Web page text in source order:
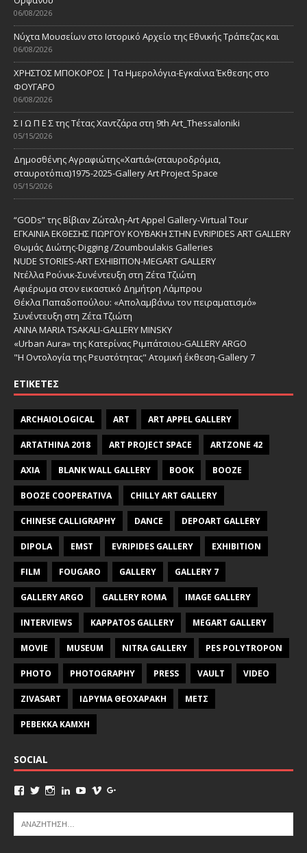
06/08/2026
Νύχτα Μουσείων στο Ιστορικό Αρχείο της Εθνικής Τράπεζας και
06/08/2026
ΧΡΗΣΤΟΣ ΜΠΟΚΟΡΟΣ | Τα Ημερολόγια-Εγκαίνια Έκθεσης στο
ΦΟΥΓΑΡΟ
06/08/2026
Σ Ι Ω Π Ε Σ της Τέτας Χαντζάρα στη 9th Art_Thessaloniki
05/15/2026
Δημοσθένης Αγραφιώτης«Xαrtιά»(σταυροδρόμια,
σταυροτόπια)1975-2025-Gallery Art Project Space
05/15/2026
“GODs” της Βίβιαν Ζώταλη-Art Appel Gallery-Virtual Tour
ΕΓΚΑΙΝΙΑ ΕΚΘΕΣΗΣ ΓΙΩΡΓΟΥ ΚΟΥΒΑΚΗ ΣΤΗΝ EVRIPIDES ART GALLERY
Θωμάς Διώτης-Digging /Zoumboulakis Galleries
NUDE STORIES-ΑRT EXHIBITION-MEGART GALLERY
Ντέλλα Ρούνικ-Συνέντευξη στη Ζέτα Τζιώτη
Αφιέρωμα στον εικαστικό Δημήτρη Λάμπρου
Θέκλα Παπαδοπούλου: «Απολαμβάνω τον πειραματισμό»
Συνέντευξη στη Ζέτα Τζιώτη
ANNA MARIA TSAKALI-GALLERY MINSKY
«Urban Aura» της Κατερίνας Ριμπάτσιου-GALLERY ARGO
"Η Οντολογία της Ρευστότητας" Ατομική έκθεση-Gallery 7
ΕΤΙΚΈΤΕΣ
ARCHAIOLOGICAL ART ART APPEL GALLERY
ARTATHINA 2018 ART PROJECT SPACE ARTZONE 42
AXIA BLANK WALL GALLERY BOOK BOOZE
BOOZE COOPERATIVA CHILLY ART GALLERY
CHINESE CALLIGRAPHY DANCE DEPOART GALLERY
DIPOLA EMST EVRIPIDES GALLERY EXHIBITION
FILM FOUGARO GALLERY GALLERY 7
GALLERY ARGO GALLERY ROMA IMAGE GALLERY
INTERVIEWS KAPPATOS GALLERY MEGART GALLERY
MOVIE MUSEUM NITRA GALLERY PES POLYTROPON
PHOTO PHOTOGRAPHY PRESS VAULT VIDEO
ZIVASART ΙΔΡΥΜΑ ΘΕΟΧΑΡΑΚΗ ΜΕΤΣ
ΡΕΒΕΚΚΑ ΚΑΜΧΗ
SOCIAL